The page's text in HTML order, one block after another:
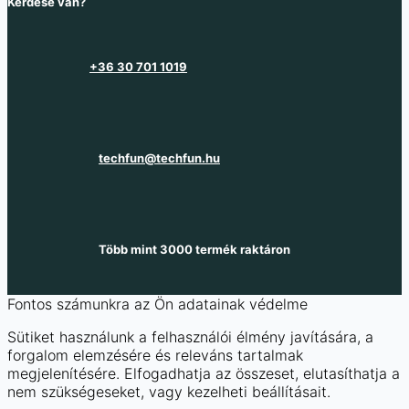
+36 30 701 1019
techfun@techfun.hu
Több mint 3000 termék raktáron
Fontos számunkra az Ön adatainak védelme
Sütiket használunk a felhasználói élmény javítására, a
forgalom elemzésére és releváns tartalmak
megjelenítésére. Elfogadhatja az összeset, elutasíthatja a
nem szükségeseket, vagy kezelheti beállításait.